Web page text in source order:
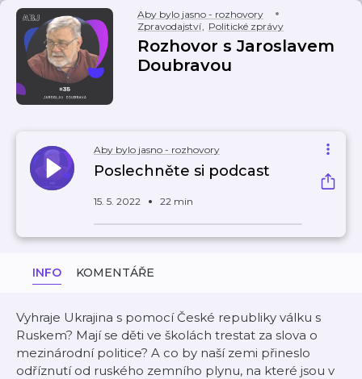
Aby bylo jasno - rozhovory
Zpravodajství, Politické zprávy
Rozhovor s Jaroslavem
Doubravou
Aby bylo jasno - rozhovory
Poslechněte si podcast
15. 5. 2022 22 min
INFO KOMENTÁŘE
Vyhraje Ukrajina s pomocí České republiky válku s
Ruskem? Mají se děti ve školách trestat za slova o
mezinárodní politice? A co by naší zemi přineslo
odříznutí od ruského zemního plynu, na které jsou v